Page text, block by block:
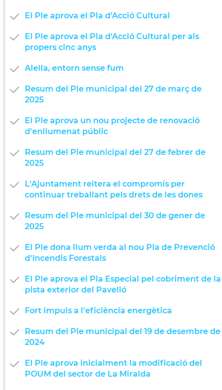
El Ple aprova el Pla d'Acció Cultural
El Ple aprova el Pla d'Acció Cultural per als
propers cinc anys
Alella, entorn sense fum
Resum del Ple municipal del 27 de març de
2025
El Ple aprova un nou projecte de renovació
d'enllumenat públic
Resum del Ple municipal del 27 de febrer de
2025
L'Ajuntament reitera el compromís per
continuar treballant pels drets de les dones
Resum del Ple municipal del 30 de gener de
2025
El Ple dona llum verda al nou Pla de Prevenció
d'Incendis Forestals
El Ple aprova el Pla Especial pel cobriment de la
pista exterior del Pavelló
Fort impuls a l'eficiència energètica
Resum del Ple municipal del 19 de desembre de
2024
El Ple aprova inicialment la modificació del
POUM del sector de La Miralda